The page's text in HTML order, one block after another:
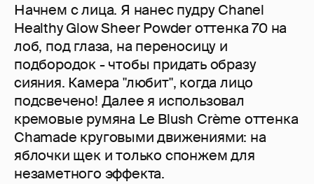
Начнем с лица. Я нанес пудру Chanel
Healthy Glow Sheer Powder оттенка 70 на
лоб, под глаза, на переносицу и
подбородок - чтобы придать образу
сияния. Камера "любит", когда лицо
подсвечено! Далее я использовал
кремовые румяна Le Blush Crème оттенка
Chamade круговыми движениями: на
яблочки щек и только спонжем для
незаметного эффекта.